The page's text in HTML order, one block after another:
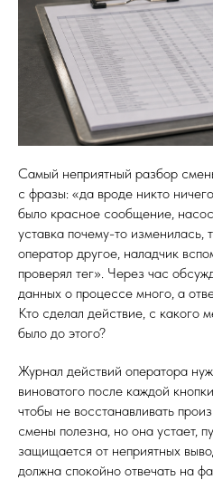
Самый неприятный разбор
с фразы: «да вроде никто
было красное сообщение,
уставка почему-то изменилась,
оператор другое, наладчик
проверял тег». Через час
данных о процессе много, а
Кто сделал действие, с какого
было до этого?
Журнал действий оператора
виноватого после каждой
чтобы не восстанавливать
смены полезна, но она устает,
защищается от неприятных
должна спокойно отвечать на